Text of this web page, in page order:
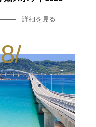
詳細を見る